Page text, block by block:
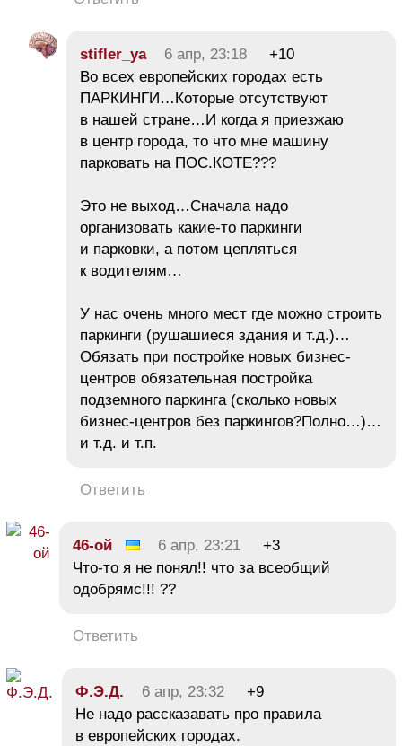
stifler_ya 6 апр, 23:18
+10
Во всех европейских городах есть
ПАРКИНГИ…Которые отсутствуют
в нашей стране…И когда я приезжаю
в центр города, то что мне машину
парковать на ПОС.КОТЕ???
Это не выход…Сначала надо
организовать какие-то паркинги
и парковки, а потом цепляться
к водителям…
У нас очень много мест где можно строить
паркинги (рушашиеся здания и т.д.)…
Обязать при постройке новых бизнес-
центров обязательная постройка
подземного паркинга (сколько новых
бизнес-центров без паркингов?Полно…)…
и т.д. и т.п.
Ответить
46-ой 6 апр, 23:21
+3
Что-то я не понял!! что за всеобщий
одобрямс!!! ??
Ответить
Ф.Э.Д. 6 апр, 23:32
+9
Не надо рассказавать про правила
в европейских городах.